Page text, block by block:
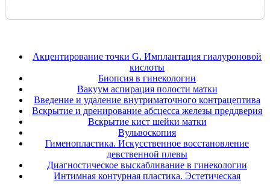
Акцентирование точки G. Имплантация гиалуроновой
кислоты
Биопсия в гинекологии
Вакуум аспирация полости матки
Введение и удаление внутриматочного контрацептива
Вскрытие и дренирование абсцесса железы преддверия
Вскрытие кист шейки матки
Вульвоскопия
Гименопластика. Искусственное восстановление
девственной плевы
Диагностическое выскабливание в гинекологии
Интимная контурная пластика. Эстетическая